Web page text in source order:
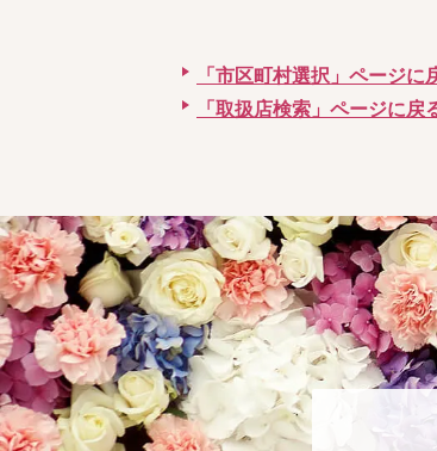
「市区町村選択」ページに
「取扱店検索」ページに戻